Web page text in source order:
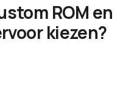
ROM en
kiezen?